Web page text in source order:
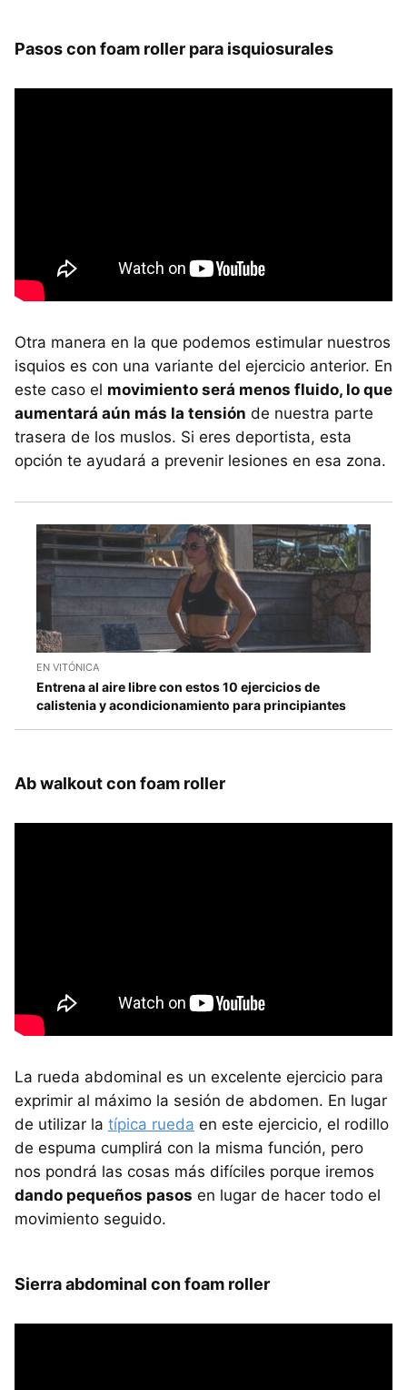
Pasos con foam roller para isquiosurales
Otra manera en la que podemos estimular nuestros
isquios es con una variante del ejercicio anterior. En
este caso el movimiento será menos fluido, lo que
aumentará aún más la tensión de nuestra parte
trasera de los muslos. Si eres deportista, esta
opción te ayudará a prevenir lesiones en esa zona.
EN VITÓNICA
Entrena al aire libre con estos 10 ejercicios de
calistenia y acondicionamiento para principiantes
Ab walkout con foam roller
La rueda abdominal es un excelente ejercicio para
exprimir al máximo la sesión de abdomen. En lugar
de utilizar la típica rueda en este ejercicio, el rodillo
de espuma cumplirá con la misma función, pero
nos pondrá las cosas más difíciles porque iremos
dando pequeños pasos en lugar de hacer todo el
movimiento seguido.
Sierra abdominal con foam roller